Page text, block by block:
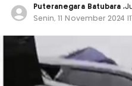
Puteranegara Batubara,
Senin, 11 November 2024